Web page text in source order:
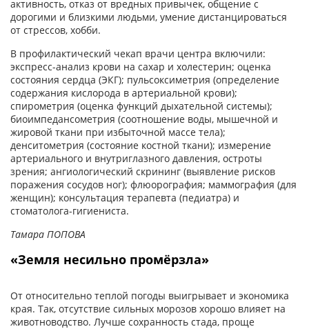
активность, отказ от вредных привычек, общение с
дорогими и близкими людьми, умение дистанцироваться
от стрессов, хобби.
В профилактический чекап врачи центра включили:
экспресс-анализ крови на сахар и холестерин; оценка
состояния сердца (ЭКГ); пульсоксиметрия (определение
содержания кислорода в артериальной крови);
спирометрия (оценка функций дыхательной системы);
биоимпедансометрия (соотношение воды, мышечной и
жировой ткани при избыточной массе тела);
денситометрия (состояние костной ткани); измерение
артериального и внутриглазного давления, остроты
зрения; ангиологический скрининг (выявление рисков
поражения сосудов ног); флюорография; маммография (для
женщин); консультация терапевта (педиатра) и
стоматолога-гигиениста.
Тамара ПОПОВА
«Земля несильно промёрзла»
От относительно теплой погоды выигрывает и экономика
края. Так, отсутствие сильных морозов хорошо влияет на
животноводство. Лучше сохранность стада, проще